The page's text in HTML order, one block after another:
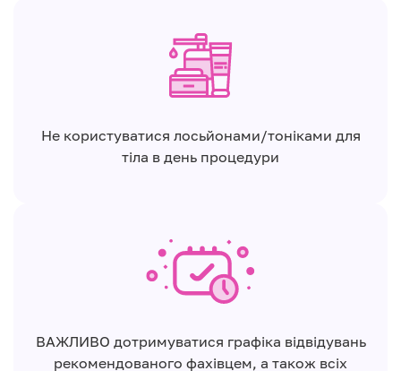
Не користуватися лосьйонами/тоніками для
тіла в день процедури
ВАЖЛИВО дотримуватися графіка відвідувань
рекомендованого фахівцем, а також всіх